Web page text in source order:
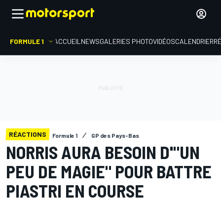
FORMULE 1 ACCUEIL NEWSGALERIES PHOTOVIDÉOSCALENDRIER
RÉACTIONS Formule 1 GP des Pays-Bas
NORRIS AURA BESOIN D'"UN
PEU DE MAGIE" POUR BATTRE
PIASTRI EN COURSE